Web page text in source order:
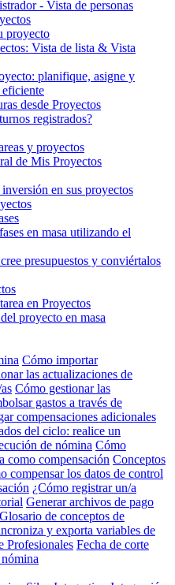
- Vista de personas
proyecto
Vista de lista & Vista
planifique, asigne y
eficiente
desde Proyectos
registrados?
y proyectos
de Mis Proyectos
en sus proyectos
en masa utilizando el
presupuestos y conviértalos
en Proyectos
proyecto en masa
Cómo importar
las actualizaciones de
Cómo gestionar las
gastos a través de
compensaciones adicionales
del ciclo: realice un
de nómina Cómo
como compensación Conceptos
compensar los datos de control
¿Cómo registrar un/a
Generar archivos de pago
Glosario de conceptos de
y exporta variables de
Profesionales Fecha de corte